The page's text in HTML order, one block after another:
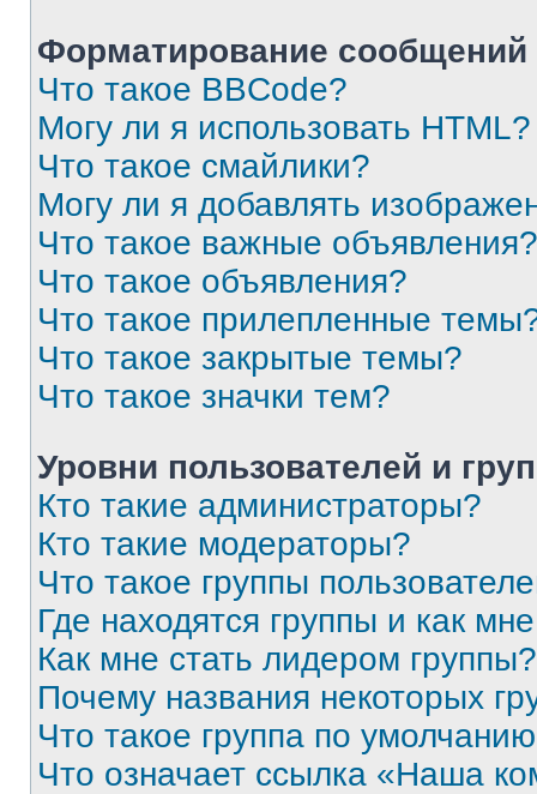
Форматирование
Что такое BBCode?
Могу ли я использовать HTML?
Что такое смайлики?
Могу ли я добавлять
Что такое важные объявления?
Что такое объявления?
Что такое прилепленные
Что такое закрытые темы?
Что такое значки тем?
Уровни пользователей и
Кто такие администраторы?
Кто такие модераторы?
Что такое группы
Где находятся группы и как
Как мне стать лидером группы?
Почему названия некоторых
Что такое группа по
Что означает ссылка «Наша